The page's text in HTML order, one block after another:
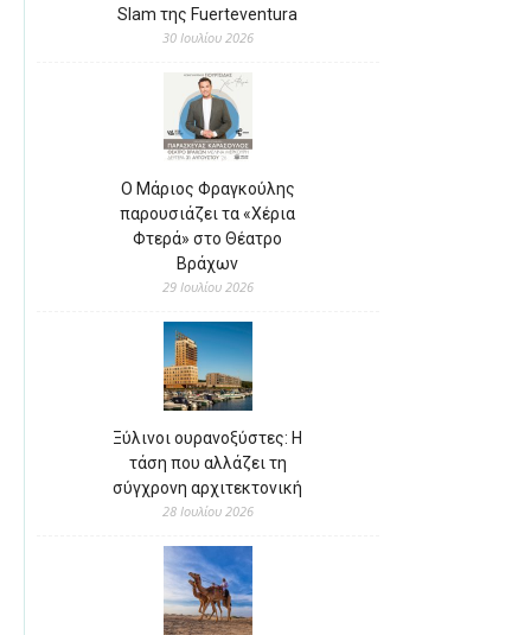
Slam της Fuerteventura
30 Ιουλίου 2026
Ο Μάριος Φραγκούλης
παρουσιάζει τα «Χέρια
Φτερά» στο Θέατρο
Βράχων
29 Ιουλίου 2026
Ξύλινοι ουρανοξύστες: Η
τάση που αλλάζει τη
σύγχρονη αρχιτεκτονική
28 Ιουλίου 2026